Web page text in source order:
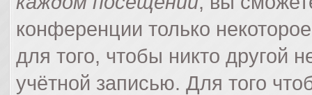
конференции только
для того, чтобы никто другой
учётной записью. Для того